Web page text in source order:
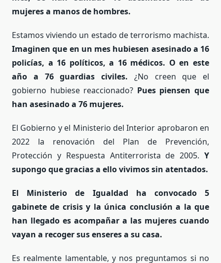
mujeres a manos de hombres.
Estamos viviendo un estado de terrorismo machista.
Imaginen que en un mes hubiesen asesinado a 16
policías, a 16 políticos, a 16 médicos. O en este
año a 76 guardias civiles. ¿No creen que el
gobierno hubiese reaccionado? Pues piensen que
han asesinado a 76 mujeres.
El Gobierno y el Ministerio del Interior aprobaron en
2022 la renovación del Plan de Prevención,
Protección y Respuesta Antiterrorista de 2005. Y
supongo que gracias a ello vivimos sin atentados.
El Ministerio de Igualdad ha convocado 5
gabinete de crisis y la única conclusión a la que
han llegado es acompañar a las mujeres cuando
vayan a recoger sus enseres a su casa.
Es realmente lamentable, y nos preguntamos si no